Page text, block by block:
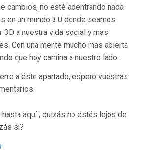
cambios, no esté adentrando nada
en un mundo 3.0 donde seamos
3D a nuestra vida social y mas
Con una mente mucho mas abierta
que hoy camina a nuestro lado.
a éste apartado, espero vuestras
aquí , quizás no estés lejos de
si?